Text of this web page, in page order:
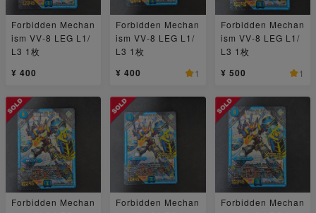
Forbidden Mechan
ism VV-8 LEG L1/
L3 1枚
¥ 400
Forbidden Mechan
ism VV-8 LEG L1/
L3 1枚
¥ 400 1
Forbidden Mechan
ism VV-8 LEG L1/
L3 1枚
¥ 500 1
Forbidden Mechan
Forbidden Mechan
Forbidden Mechan